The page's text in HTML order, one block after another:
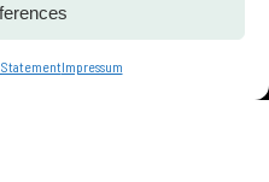
Impressum
Contact us